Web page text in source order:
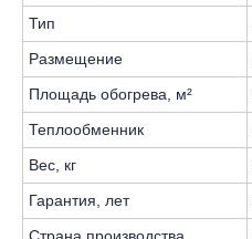
Тип
Размещение
Площадь обогрева, м²
Теплообменник
Вес, кг
Гарантия, лет
Страна производства